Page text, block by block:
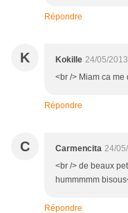
Répondre
K Kokille 24/05/
<br /> Miam ca me
Répondre
C Carmencita 24/
<br /> de beaux
hummmmm
Répondre